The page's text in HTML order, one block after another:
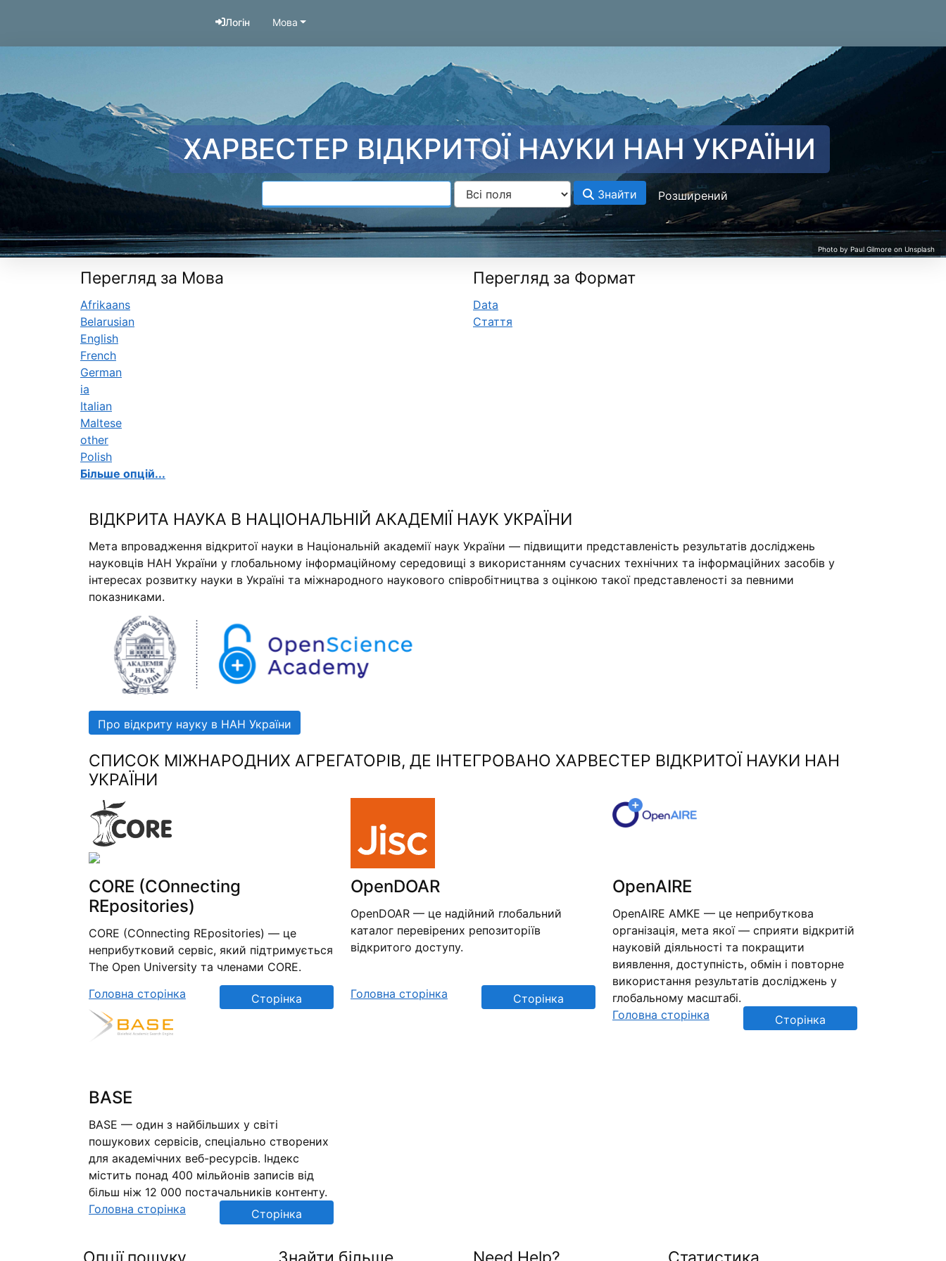
Логін
Мова
ХАРВЕСТЕР ВІДКРИТОЇ НАУКИ НАН УКРАЇНИ
Знайти Розширений
Перегляд за Мова
Afrikaans
Belarusian
English
French
German
ia
Italian
Maltese
other
Polish
Більше опцій...
Перегляд за Формат
Data
Стаття
ВІДКРИТА НАУКА В НАЦІОНАЛЬНІЙ АКАДЕМІЇ НАУК УКРАЇНИ
Мета впровадження відкритої науки в Національній академії наук України — підвищити представленість результатів досліджень
науковців НАН України у глобальному інформаційному середовищі з використанням сучасних технічних та інформаційних засобів у
інтересах розвитку науки в Україні та міжнародного наукового співробітництва з оцінкою такої представленості за певними
показниками.
Про відкриту науку в НАН України
СПИСОК МІЖНАРОДНИХ АГРЕГАТОРІВ, ДЕ ІНТЕГРОВАНО ХАРВЕСТЕР ВІДКРИТОЇ НАУКИ НАН
УКРАЇНИ
CORE (COnnecting
REpositories)
CORE (COnnecting REpositories) — це
неприбутковий сервіс, який підтримується
The Open University та членами CORE.
Головна сторінка
Сторінка
OpenDOAR
OpenDOAR — це надійний глобальний
каталог перевірених репозиторіїв
відкритого доступу.
Головна сторінка
Сторінка
OpenAIRE
OpenAIRE AMKE — це неприбуткова
організація, мета якої — сприяти відкритій
науковій діяльності та покращити
виявлення, доступність, обмін і повторне
використання результатів досліджень у
глобальному масштабі.
Головна сторінка
Сторінка
BASE
BASE — один з найбільших у світі
пошукових сервісів, спеціально створених
для академічних веб-ресурсів. Індекс
містить понад 400 мільйонів записів від
більш ніж 12 000 постачальників контенту.
Головна сторінка
Сторінка